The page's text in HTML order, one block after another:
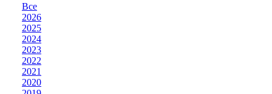
Все
2026
2025
2024
2023
2022
2021
2020